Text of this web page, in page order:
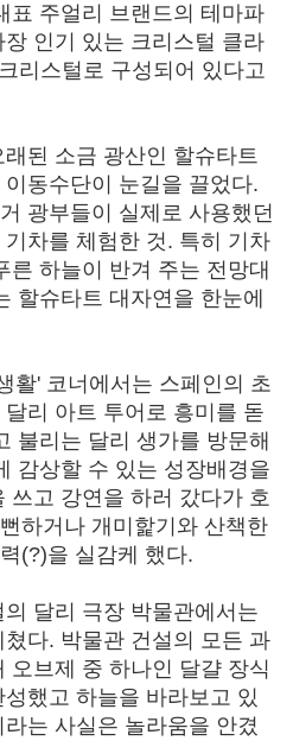
표 주얼리 브랜드의 테마파
인기 있는 크리스털 클라
리스털로 구성되어 있다고
된 소금 광산인 할슈타트
동수단이 눈길을 끌었다.
광부들이 실제로 사용했던
차를 체험한 것. 특히 기차
른 하늘이 반겨 주는 전망대
할슈타트 대자연을 한눈에
활' 코너에서는 스페인의 초
리 아트 투어로 흥미를 돋
불리는 달리 생가를 방문해
감상할 수 있는 성장배경을
쓰고 강연을 하러 갔다가 호
하거나 개미핥기와 산책한
(?)을 실감케 했다.
달리 극장 박물관에서는
다. 박물관 건설의 모든 과
오브제 중 하나인 달걀 장식
했고 하늘을 바라보고 있
는 사실은 놀라움을 안겼